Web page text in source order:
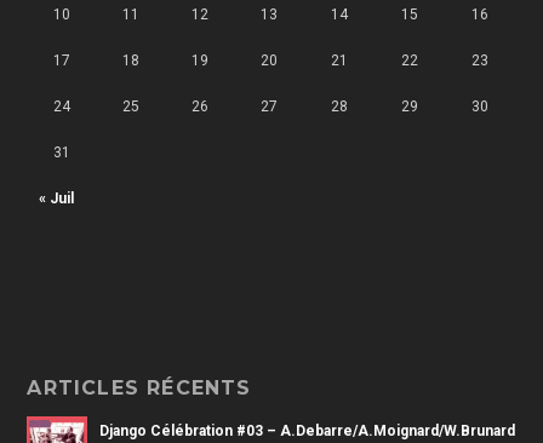
« Juil
10 11 12 13 14 15 16
17 18 19 20 21 22 23
24 25 26 27 28 29 30
31
ARTICLES RÉCENTS
Django Célébration #03 – A.Debarre/A.Moignard/W.Brunard